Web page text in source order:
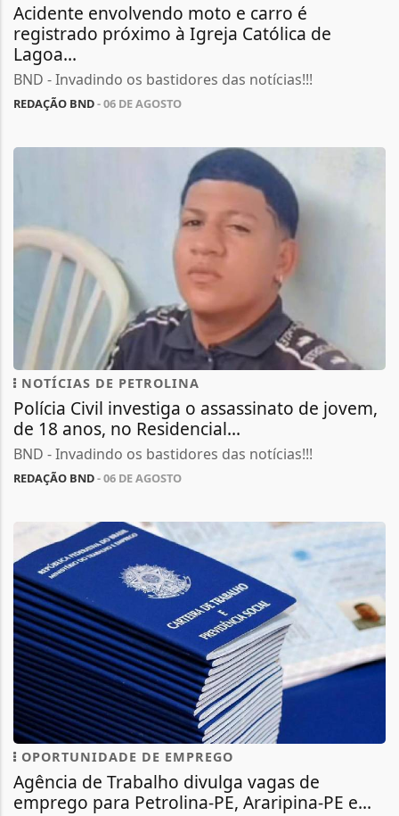
Acidente envolvendo moto e carro é
registrado próximo à Igreja Católica de
Lagoa...
BND - Invadindo os bastidores das notícias!!!
REDAÇÃO BND- 06 DE AGOSTO
NOTÍCIAS DE PETROLINA
Polícia Civil investiga o assassinato de jovem,
de 18 anos, no Residencial...
BND - Invadindo os bastidores das notícias!!!
REDAÇÃO BND- 06 DE AGOSTO
OPORTUNIDADE DE EMPREGO
Agência de Trabalho divulga vagas de
emprego para Petrolina-PE, Araripina-PE e...